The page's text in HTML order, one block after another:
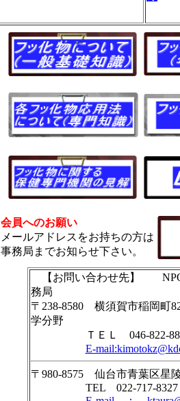
会員へのお願い
メールアドレスをお持ちの方は
事務局までお知らせ下さい。
【お問い合わせ先】 NPO
務局
〒238-8580 横須賀市稲岡町
学分野
ＴＥＬ 046-822-
E-
〒980-8575 仙台市青葉区星
TEL 022-717-8327